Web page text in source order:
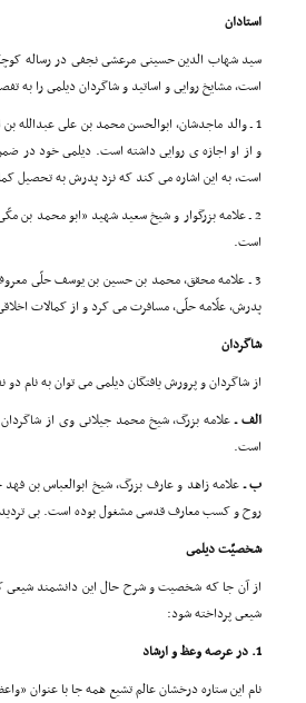
استادان
سید شهاب الدین حسینى مرعشى نجفى در رساله
است، مشایخ روایى و اساتید و شاگردان دیلمى را به
1 ـ والد ماجدشان، ابوالحسن محمد بن على
و از او اجازه ى روایى داشته است. دیلمى خود در
است، به این اشاره مى کند که نزد پدرش به تحصیل
2 ـ علامه بزرگوار و شیخ سعید شهید «ابو محمد بن
است.
3 ـ علامه محقق، محمد بن حسین بن یوسف حلّى معروف به «فخر المحققین»
پدرش، علّامه حلّى، مسافرت مى کرد و از کمالات
شاگردان
از شاگردان و پرورش یافتگان دیلمى مى توان به نام دو
الف ـعلامه بزرگ، شیخ محمد جیلانى وى از شاگردان
است.
ب ـعلامه زاهد و عارف بزرگ، شیخ ابوالعباس بن
روح و کسب معارف قدسى مشغول بوده است. بى تردید
شخصیّت دیلمى
از آن جا که شخصیت و شرح حال این دانشمند شیعى
شیعى پرداخته شود:
1. در عرصه وعظ و ارشاد
نام این ستاره درخشان عالم تشیع همه جا با